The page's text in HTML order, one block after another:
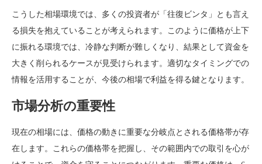
こうした相場環境では、多くの投資者が「往復ビンタ」とも言え
る損失を抱えていることが考えられます。このように価格が上下
に振れる環境では、冷静な判断が難しくなり、結果として資金を
大きく削られるケースが見受けられます。適切なタイミングでの
情報を活用することが、今後の相場で利益を得る鍵となります。
市場分析の重要性
現在の相場には、価格の動きに重要な分岐点とされる価格帯が存
在します。これらの価格帯を把握し、その範囲内での取引を心が